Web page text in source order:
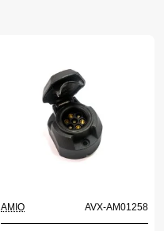
AMIO AVX-AM01258